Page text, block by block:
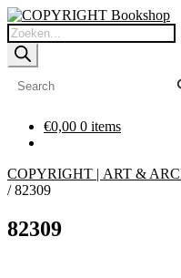
Ga
door
naar
navigatie
Ga
naar
de
inhoud
Producten
zoeken
€0,00 0 items
COPYRIGHT | ART &
/82309
82309